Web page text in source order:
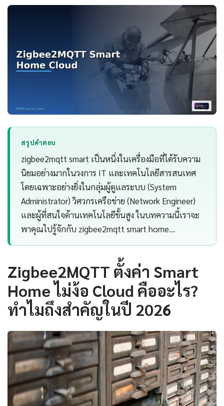
สรุปคำตอบ
zigbee2mqtt smart เป็นหนึ่งในเครื่องมือที่ได้รับความ
นิยมอย่างมากในวงการ IT และเทคโนโลยีสารสนเทศ
โดยเฉพาะอย่างยิ่งในกลุ่มผู้ดูแลระบบ (System
Administrator) วิศวกรเครือข่าย (Network Engineer)
และผู้ที่สนใจด้านเทคโนโลยีขั้นสูง ในบทความนี้เราจะ
พาคุณไปรู้จักกับ zigbee2mqtt smart home…
Zigbee2MQTT ตั้งค่า Smart
Home ไม่ง้อ Cloud คืออะไร?
ทำไมถึงสำคัญในปี 2026